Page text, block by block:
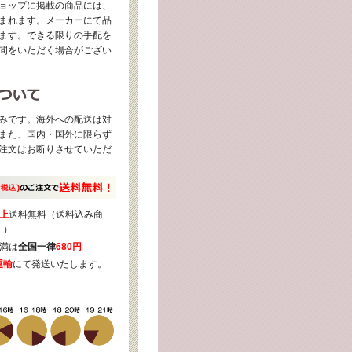
ップに掲載の商品には、
れます。メーカーにて品
す。できる限りの手配を
をいただく場合がござい
です。海外への配送は対
た、国内・国外に限らず
文はお断りさせていただ
送料無料（送料込み商
は全国一律680円
輸にて発送いたします。